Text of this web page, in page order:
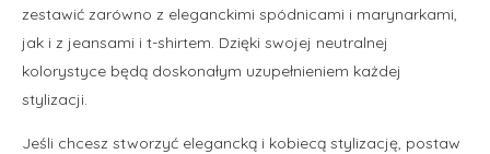
zestawić zarówno z eleganckimi spódnicami i marynarkami,
jak i z jeansami i t-shirtem. Dzięki swojej neutralnej
kolorystyce będą doskonałym uzupełnieniem każdej
stylizacji.
Jeśli chcesz stworzyć elegancką i kobiecą stylizację, postaw